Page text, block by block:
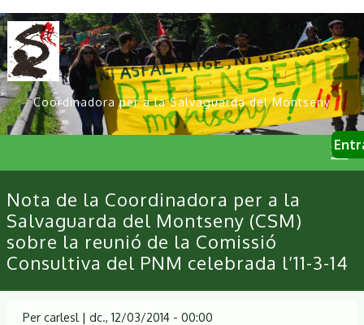
Vés
al
contingut
Coordinadora per a la Salvaguarda del Montseny
User
Primary
links
Nota de la Coordinadora per a la
Salvaguarda del Montseny (CSM)
sobre la reunió de la Comissió
Consultiva del PNM celebrada l’11-3-14
Per carlesl | dc., 12/03/2014 - 00:00